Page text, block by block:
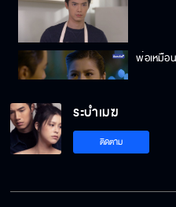
พ่อเหมือ
ริทจะไม่ย
ระบำเมฆ
ติดตาม